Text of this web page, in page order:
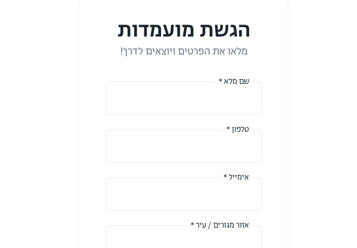
הגשת מועמדות
מלאו את הפרטים ויוצאים לדרך!
שם מלא *
טלפון *
אימייל *
אזור מגורים / עיר *